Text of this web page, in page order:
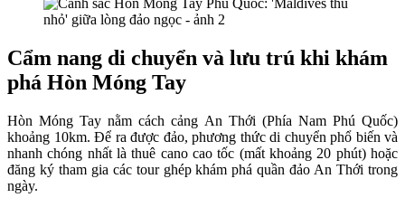
Cẩm nang di chuyển và lưu trú khi khám
phá Hòn Móng Tay
Hòn Móng Tay nằm cách cảng An Thới (Phía Nam Phú Quốc)
khoảng 10km. Để ra được đảo, phương thức di chuyển phổ biến và
nhanh chóng nhất là thuê cano cao tốc (mất khoảng 20 phút) hoặc
đăng ký tham gia các tour ghép khám phá quần đảo An Thới trong
ngày.